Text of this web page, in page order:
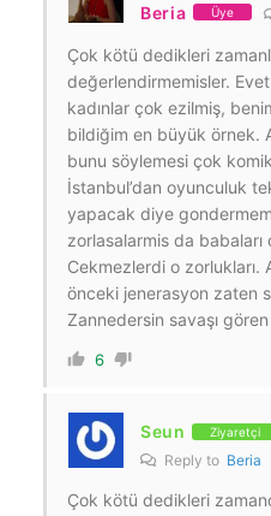
Beria Üye
Çok kötü dedikleri
değerlendirmemisler.
kadınlar çok ezilmiş,
bildiğim en büyük örnek.
bunu söylemesi çok
İstanbul’dan oyunculuk
yapacak diye
zorlasalarmis da
Cekmezlerdi o zorlukları.
önceki jenerasyon zaten
Zannedersin savaşı
6
Seun Ziyaretçi
Reply to Beria
Çok kötü dedikleri